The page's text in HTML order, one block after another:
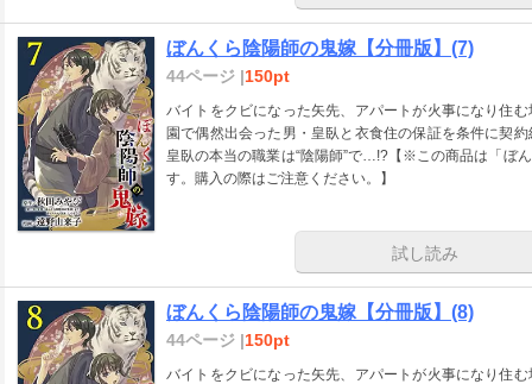
ぼんくら陰陽師の鬼嫁【分冊版】(7)
44ページ |150pt
バイトをクビになった矢先、アパートが火事になり住
園で偶然出会った男・皇臥と衣食住の保証を条件に契
皇臥の本当の職業は“陰陽師”で…!?【※この商品は「ぼ
す。購入の際はご注意ください。】
試し読み
ぼんくら陰陽師の鬼嫁【分冊版】(8)
44ページ |150pt
バイトをクビになった矢先、アパートが火事になり住